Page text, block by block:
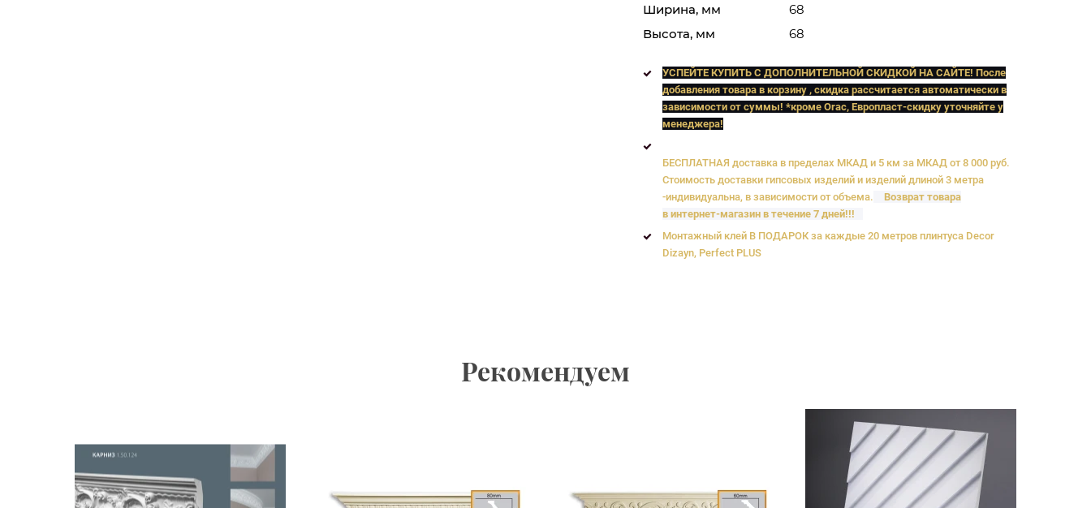
Ширина, мм
68
Высота, мм
68
УСПЕЙТЕ КУПИТЬ C ДОПОЛНИТЕЛЬНОЙ СКИДКОЙ НА САЙТЕ! После
добавления товара в корзину , скидка рассчитается автоматически в
зависимости от суммы! *кроме Orac, Европласт-скидку уточняйте у
менеджера!
БЕСПЛАТНАЯ доставка в пределах МКАД и 5 км за МКАД от 8 000 руб.
Стоимость доставки гипсовых изделий и изделий длиной 3 метра
-индивидуальна, в зависимости от объема.
Возврат товара
в интернет-магазин в течение 7 дней!!!
Монтажный клей В ПОДАРОК за каждые 20 метров плинтуса Decor
Dizayn, Perfect PLUS
Рекомендуем